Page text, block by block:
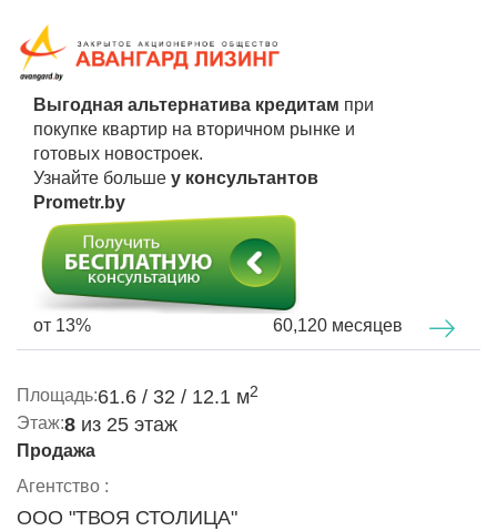
Выгодная альтернатива кредитам при
покупке квартир на вторичном рынке и
готовых новостроек.
Узнайте больше у консультантов
Prometr.by
от 13% 60,120 месяцев
Площадь:61.6 / 32 / 12.1 м2
Этаж:8 из 25 этаж
Продажа
Агентство :
ООО "ТВОЯ СТОЛИЦА"